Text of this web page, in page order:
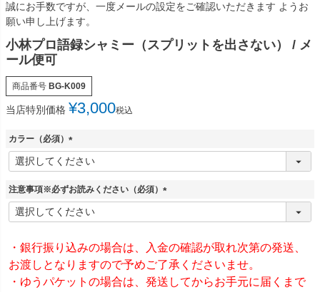
誠にお手数ですが、一度メールの設定をご確認いただきます ようお
願い申し上げます。
小林プロ語録シャミー（スプリットを出さない） / メ
ール便可
商品番号 BG-K009
当店特別価格 ¥3,000税込
カラー（必須）
(
必
)
注意事項※必ずお読みください（必須）
(
)
・銀行振り込みの場合は、入金の確認が取れ次第の発送、
お渡しとなりますので予めご了承くださいませ。
・ゆうパケットの場合は、発送してからお手元に届くまで